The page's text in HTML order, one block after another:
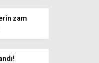
zam